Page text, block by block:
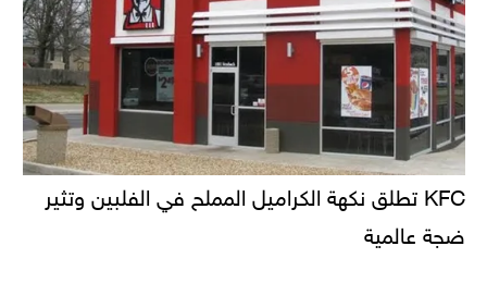
KFC تطلق نكهة الكراميل المملح في الفلبين وتثير
ضجة عالمية